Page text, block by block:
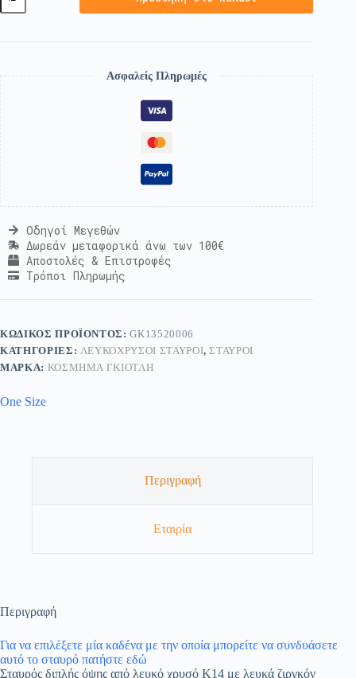
Ασφαλείς Πληρωμές
Οδηγοί Μεγεθών
Δωρεάν μεταφορικά άνω των 100€
Αποστολές & Επιστροφές
Τρόποι Πληρωμής
ΚΩΔΙΚΌΣ ΠΡΟΪΌΝΤΟΣ:GK13520006
ΚΑΤΗΓΟΡΊΕΣ: ΛΕΥΚΌΧΡΥΣΟΙ ΣΤΑΥΡΟΊ,ΣΤΑΥΡΟΊ
ΜΆΡΚΑ: ΚΟΣΜΗΜΑ ΓΚΙΟΤΛΗ
One Size
Περιγραφή
Εταιρία
Περιγραφή
Για να επιλέξετε μία καδένα με την οποία μπορείτε να συνδυάσετε
αυτό το σταυρό πατήστε εδώ
Σταυρός διπλής όψης από λευκό χρυσό Κ14 με λευκά ζιργκόν